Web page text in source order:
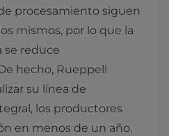
procesamiento siguen
mismos, por lo que la
se reduce
hecho, Rueppell
su línea de
los productores
en menos de un año.